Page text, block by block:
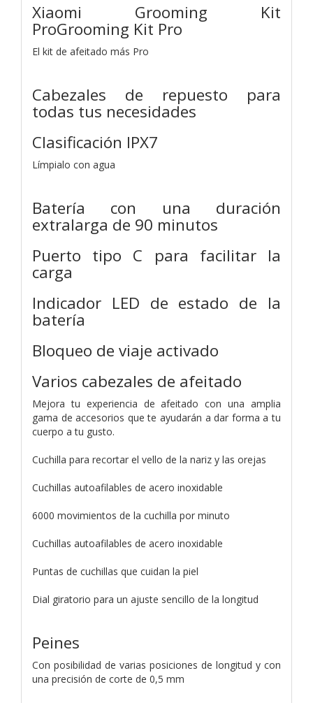
Xiaomi Grooming Kit
ProGrooming Kit Pro
El kit de afeitado más Pro
Cabezales de repuesto para
todas tus necesidades
Clasificación IPX7
Límpialo con agua
Batería con una duración
extralarga de 90 minutos
Puerto tipo C para facilitar la
carga
Indicador LED de estado de la
batería
Bloqueo de viaje activado
Varios cabezales de afeitado
Mejora tu experiencia de afeitado con una amplia
gama de accesorios que te ayudarán a dar forma a tu
cuerpo a tu gusto.
Cuchilla para recortar el vello de la nariz y las orejas
Cuchillas autoafilables de acero inoxidable
6000 movimientos de la cuchilla por minuto
Cuchillas autoafilables de acero inoxidable
Puntas de cuchillas que cuidan la piel
Dial giratorio para un ajuste sencillo de la longitud
Peines
Con posibilidad de varias posiciones de longitud y con
una precisión de corte de 0,5 mm